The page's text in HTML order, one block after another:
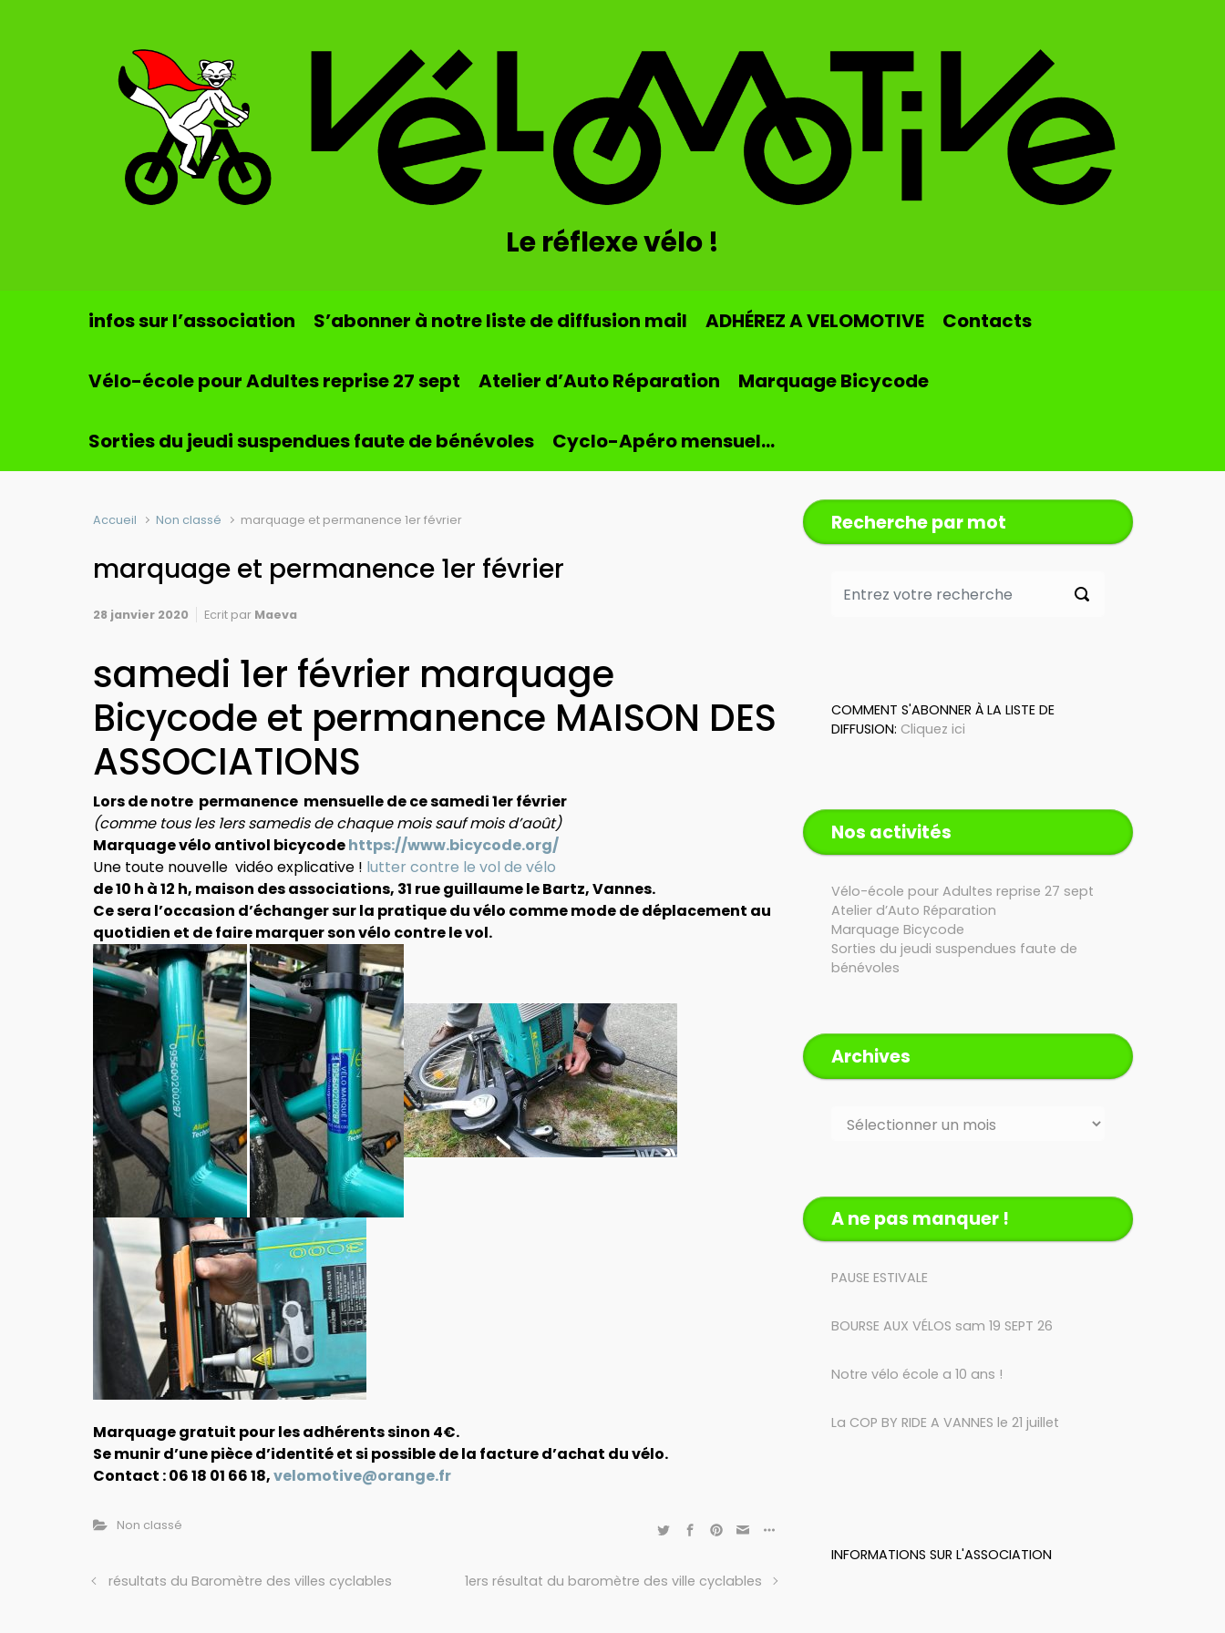
Le réflexe vélo !
infos sur l’association S’abonner à notre liste de diffusion mail ADHÉREZ A VELOMOTIVE Contacts
Vélo-école pour Adultes reprise 27 sept Atelier d’Auto Réparation Marquage Bicycode
Sorties du jeudi suspendues faute de bénévoles Cyclo-Apéro mensuel…
Accueil Non classé marquage et permanence 1er février
marquage et permanence 1er février
28 janvier 2020 Ecrit par Maeva
samedi 1er février marquage
Bicycode et permanence MAISON DES
ASSOCIATIONS
Lors de notre permanence mensuelle de ce samedi 1er février
(comme tous les 1ers samedis de chaque mois sauf mois d’août)
Marquage vélo antivol bicycodehttps://www.bicycode.org/
Une toute nouvelle vidéo explicative ! lutter contre le vol de vélo
de10 h à 12 h, maison des associations, 31 rue guillaume le Bartz,Vannes.
Cesera l’occasion d’échanger sur la pratique du vélo comme mode de déplacement au
quotidien et de faire marquer son vélo contre le vol.
Marquage gratuit pour les adhérents sinon 4€.
Se munir d’une pièce d’identité et si possible de la facture d’achat du vélo.
Contact : 06 18 01 66 18,velomotive@orange.fr
Non classé
résultats du Baromètre des villes cyclables 1ers résultat du baromètre des ville cyclables
Recherche par mot
COMMENT S'ABONNER À LA LISTE DE
DIFFUSION: Cliquez ici
Nos activités
Vélo-école pour Adultes reprise 27 sept
Atelier d’Auto Réparation
Marquage Bicycode
Sorties du jeudi suspendues faute de
bénévoles
Archives
Archives
A ne pas manquer !
PAUSE ESTIVALE
BOURSE AUX VÉLOS sam 19 SEPT 26
Notre vélo école a 10 ans !
La COP BY RIDE A VANNES le 21 juillet
INFORMATIONS SUR L'ASSOCIATION